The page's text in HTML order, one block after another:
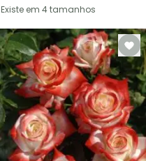
Existe em 4 tamanhos